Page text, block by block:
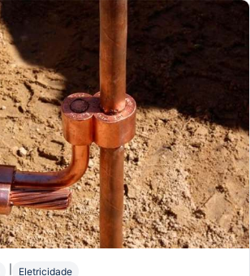
Eletricidade